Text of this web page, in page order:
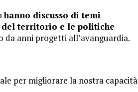
hanno discusso di temi
territorio e le politiche
da anni progetti all’avanguardia.
per migliorare la nostra capacità